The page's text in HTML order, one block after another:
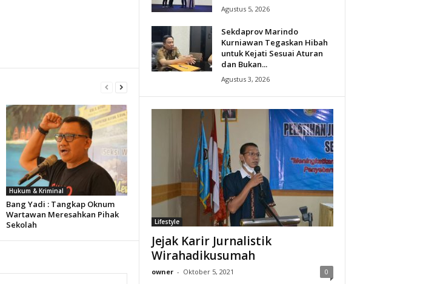
Hukum & Kriminal
Bang Yadi : Tangkap Oknum
Wartawan Meresahkan Pihak
Sekolah
Agustus 5, 2026
Sekdaprov Marindo
Kurniawan Tegaskan Hibah
untuk Kejati Sesuai Aturan
dan Bukan...
Agustus 3, 2026
Lifestyle
Jejak Karir Jurnalistik
Wirahadikusumah
owner - Oktober 5, 2021 0